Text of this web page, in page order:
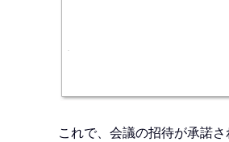
これで、会議の招待が承諾